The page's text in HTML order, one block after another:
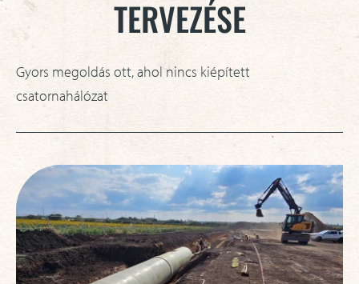
TERVEZÉSE
Gyors megoldás ott, ahol nincs kiépített
csatornahálózat